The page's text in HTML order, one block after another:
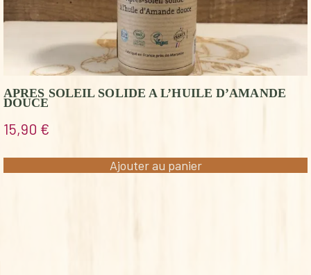
APRES SOLEIL SOLIDE A L’HUILE D’AMANDE
DOUCE
15,90 €
Ajouter au panier